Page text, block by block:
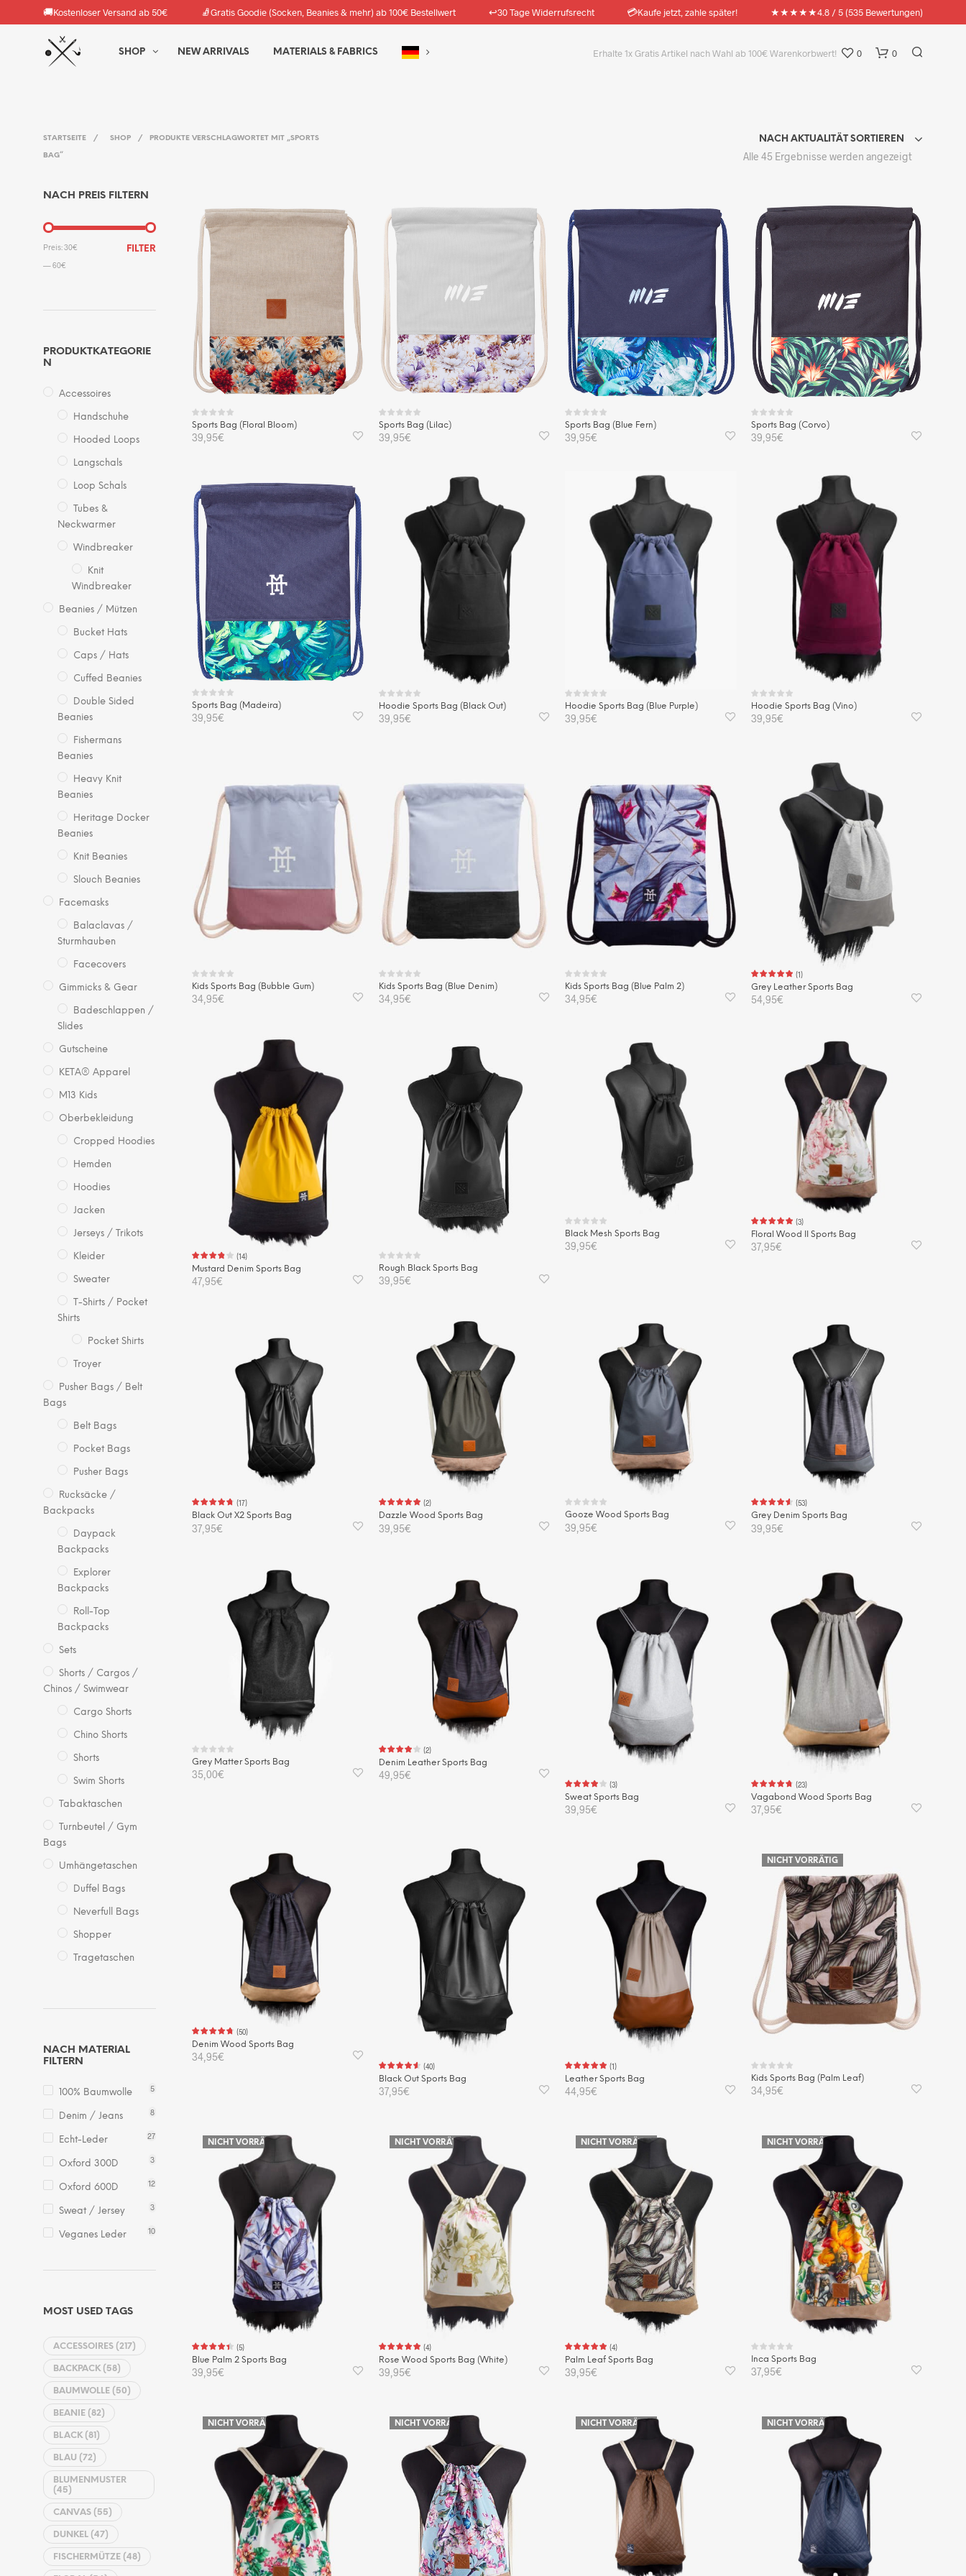
🚚Kostenloser Versand ab 50€ 🧦Gratis Goodie (Socken, Beanies & mehr) ab 100€ Bestellwert ↩️30 Tage Widerrufsrecht 💳Kaufe jetzt, zahle später! ★★★★★4.8 / 5 (535 Bewertungen)
Erhalte 1x Gratis Artikel nach Wahl ab 100€ Warenkorbwert! 0 0
SHOP NEW ARRIVALS MATERIALS & FABRICS
STARTSEITE / SHOP / PRODUKTE VERSCHLAGWORTET MIT „SPORTS
BAG“
NACH AKTUALITÄT SORTIEREN
Alle 45 Ergebnisse werden angezeigtNach
NACH PREIS FILTERN
MIN.
PREIS
MAX.
PREIS
FILTER
Preis:30€
—60€
PRODUKTKATEGORIE
N
Accessoires
Handschuhe
Hooded Loops
Langschals
Loop Schals
Tubes &
Neckwarmer
Windbreaker
Knit
Windbreaker
Beanies / Mützen
Bucket Hats
Caps / Hats
Cuffed Beanies
Double Sided
Beanies
Fishermans
Beanies
Heavy Knit
Beanies
Heritage Docker
Beanies
Knit Beanies
Slouch Beanies
Facemasks
Balaclavas /
Sturmhauben
Facecovers
Gimmicks & Gear
Badeschlappen /
Slides
Gutscheine
KETA® Apparel
M13 Kids
Oberbekleidung
Cropped Hoodies
Hemden
Hoodies
Jacken
Jerseys / Trikots
Kleider
Sweater
T-Shirts / Pocket
Shirts
Pocket Shirts
Troyer
Pusher Bags / Belt
Bags
Belt Bags
Pocket Bags
Pusher Bags
Rucksäcke /
Backpacks
Daypack
Backpacks
Explorer
Backpacks
Roll-Top
Backpacks
Sets
Shorts / Cargos /
Chinos / Swimwear
Cargo Shorts
Chino Shorts
Shorts
Swim Shorts
Tabaktaschen
Turnbeutel / Gym
Bags
Umhängetaschen
Duffel Bags
Neverfull Bags
Shopper
Tragetaschen
NACH MATERIAL
FILTERN
100% Baumwolle 5
Denim / Jeans 8
Echt-Leder 27
Oxford 300D 3
Oxford 600D 12
Sweat / Jersey 3
Veganes Leder 10
MOST USED TAGS
ACCESSOIRES (217)
BACKPACK(58)
BAUMWOLLE (50)
BEANIE (82)
BLACK(81)
BLAU (72)
BLUMENMUSTER
(45)
CANVAS (55)
DUNKEL (47)
FISCHERMÜTZE (48)
Sports Bag (Floral Bloom)
39,95€
Sports Bag (Lilac)
39,95€
Sports Bag (Blue Fern)
39,95€
Sports Bag (Corvo)
39,95€
Sports Bag (Madeira)
39,95€
Hoodie Sports Bag (Black Out)
39,95€
Hoodie Sports Bag (Blue Purple)
39,95€
Hoodie Sports Bag (Vino)
39,95€
Kids Sports Bag (Bubble Gum)
34,95€
Kids Sports Bag (Blue Denim)
34,95€
Kids Sports Bag (Blue Palm 2)
34,95€
(1)
Grey Leather Sports Bag
54,95€
(14)
Mustard Denim Sports Bag
47,95€
Rough Black Sports Bag
39,95€
Black Mesh Sports Bag
39,95€
(3)
Floral Wood II Sports Bag
37,95€
(17)
Black Out X2 Sports Bag
37,95€
(2)
Dazzle Wood Sports Bag
39,95€
Gooze Wood Sports Bag
39,95€
(53)
Grey Denim Sports Bag
39,95€
Grey Matter Sports Bag
35,00€
(2)
Denim Leather Sports Bag
49,95€
(3)
Sweat Sports Bag
39,95€
(23)
Vagabond Wood Sports Bag
37,95€
(50)
Denim Wood Sports Bag
34,95€
(40)
Black Out Sports Bag
37,95€
(1)
Leather Sports Bag
44,95€
NICHT VORRÄTIG
Kids Sports Bag (Palm Leaf)
34,95€
NICHT VORRÄTIG
(5)
Blue Palm 2 Sports Bag
39,95€
NICHT VORRÄTIG
(4)
Rose Wood Sports Bag (White)
39,95€
NICHT VORRÄTIG
(4)
Palm Leaf Sports Bag
39,95€
NICHT VORRÄTIG
Inca Sports Bag
37,95€
NICHT VORRÄTIG NICHT VORRÄTIG NICHT VORRÄTIG NICHT VORRÄTIG